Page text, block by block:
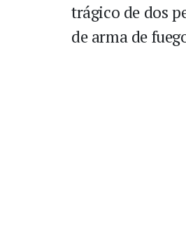
trágico de dos
de arma de